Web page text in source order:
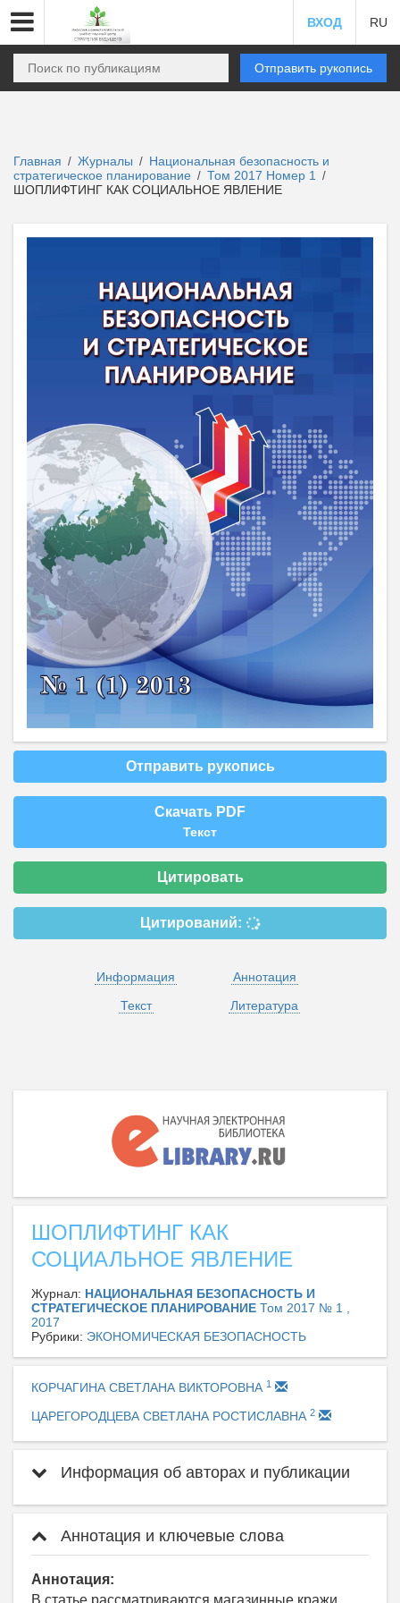
ВХОД RU
Отправить рукопись
Главная / Журналы / Национальная безопасность и
стратегическое планирование / Том 2017 Номер 1 /
ШОПЛИФТИНГ КАК СОЦИАЛЬНОЕ ЯВЛЕНИЕ
Отправить рукопись
Скачать PDF
Текст
Цитировать
Цитирований:
Информация
Аннотация
Текст
Литература
ШОПЛИФТИНГ КАК
СОЦИАЛЬНОЕ ЯВЛЕНИЕ
Журнал: НАЦИОНАЛЬНАЯ БЕЗОПАСНОСТЬ И
СТРАТЕГИЧЕСКОЕ ПЛАНИРОВАНИЕ Том 2017 № 1 ,
2017
Рубрики: ЭКОНОМИЧЕСКАЯ БЕЗОПАСНОСТЬ
КОРЧАГИНА СВЕТЛАНА ВИКТОРОВНА 1
ЦАРЕГОРОДЦЕВА СВЕТЛАНА РОСТИСЛАВНА 2
Информация об авторах и публикации
Аннотация и ключевые слова
Аннотация:
В статье рассматриваются магазинные кражи